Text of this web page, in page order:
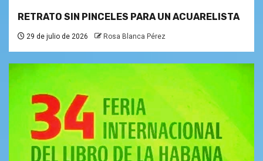
RETRATO SIN PINCELES PARA UN ACUARELISTA
29 de julio de 2026 Rosa Blanca Pérez